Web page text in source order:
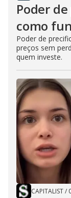
Poder
como
Poder de
preços sem
quem investe.
CAPITALIST/